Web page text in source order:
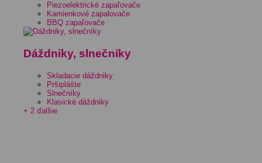
Piezoelektrické zapaľovače
Kamienkové zapalovače
BBQ zapaľovače
Dáždniky, slnečníky
Skladacie dáždniky
Pršiplášte
Slnečníky
Klasické dáždniky
+ 2 ďalšie